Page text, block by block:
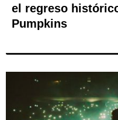
el regreso
Pumpkins